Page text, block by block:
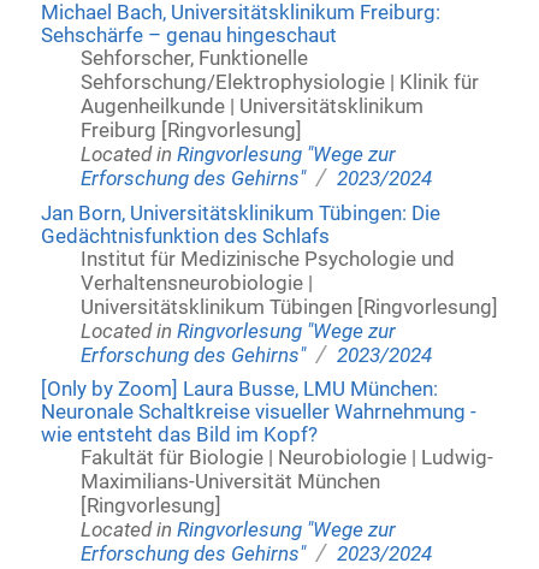
Michael Bach, Universitätsklinikum Freiburg:
Sehschärfe – genau hingeschaut
Sehforscher, Funktionelle
Sehforschung/Elektrophysiologie | Klinik für
Augenheilkunde | Universitätsklinikum
Freiburg [Ringvorlesung]
Located inRingvorlesung "Wege zur
Erforschung des Gehirns" / 2023/2024
Jan Born, Universitätsklinikum Tübingen: Die
Gedächtnisfunktion des Schlafs
Institut für Medizinische Psychologie und
Verhaltensneurobiologie |
Universitätsklinikum Tübingen [Ringvorlesung]
Located inRingvorlesung "Wege zur
Erforschung des Gehirns" / 2023/2024
[Only by Zoom] Laura Busse, LMU München:
Neuronale Schaltkreise visueller Wahrnehmung -
wie entsteht das Bild im Kopf?
Fakultät für Biologie | Neurobiologie | Ludwig-
Maximilians-Universität München
[Ringvorlesung]
Located inRingvorlesung "Wege zur
Erforschung des Gehirns" / 2023/2024